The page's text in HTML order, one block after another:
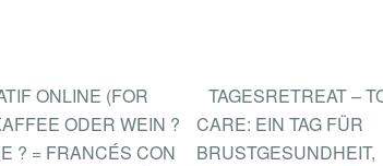
ONLINE (FOR
ODER WEIN ?
? = FRANCÉS CON
TAGESRETREAT –
CARE: EIN TAG FÜR
BRUSTGESUNDHEIT,